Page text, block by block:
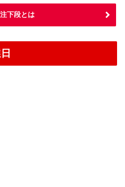
下段とは